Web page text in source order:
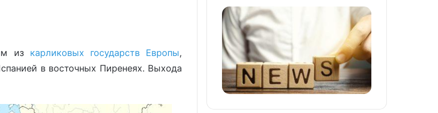
из карликовых государств Европы,
в восточных Пиренеях. Выхода